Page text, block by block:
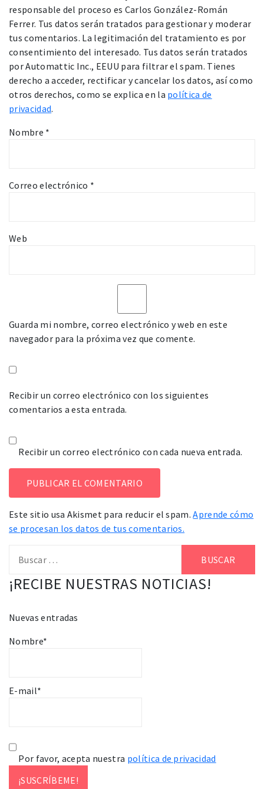
responsable del proceso es Carlos González-Román
Ferrer. Tus datos serán tratados para gestionar y moderar
tus comentarios. La legitimación del tratamiento es por
consentimiento del interesado. Tus datos serán tratados
por Automattic Inc., EEUU para filtrar el spam. Tienes
derecho a acceder, rectificar y cancelar los datos, así como
otros derechos, como se explica en la política de
privacidad.
Nombre *
Correo electrónico *
Web
Guarda mi nombre, correo electrónico y web en este
navegador para la próxima vez que comente.
Recibir un correo electrónico con los siguientes
comentarios a esta entrada.
Recibir un correo electrónico con cada nueva entrada.
Este sitio usa Akismet para reducir el spam.Aprende cómo
se procesan los datos de tus comentarios.
¡RECIBE NUESTRAS NOTICIAS!
Nuevas entradas
Nombre*
E-mail*
Por favor, acepta nuestra política de privacidad